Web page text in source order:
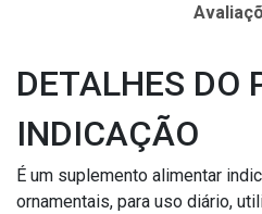
DETALHES DO
INDICAÇÃO
É um suplemento alimentar
ornamentais, para uso diário,